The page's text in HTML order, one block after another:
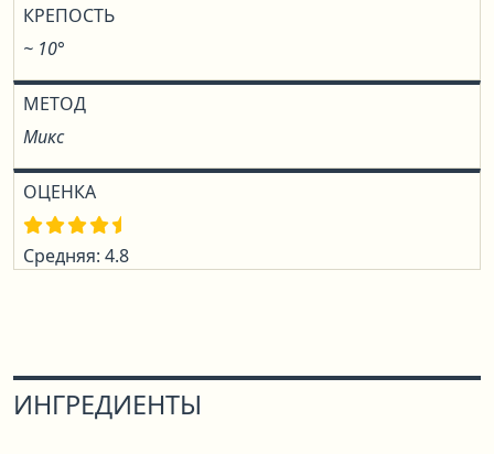
КРЕПОСТЬ
~ 10°
МЕТОД
Микс
ОЦЕНКА
Средняя: 4.8
ИНГРЕДИЕНТЫ